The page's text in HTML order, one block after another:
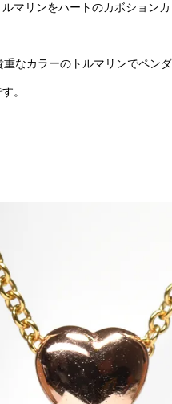
マリンをハートのカボション
なカラーのトルマリンでペン
。